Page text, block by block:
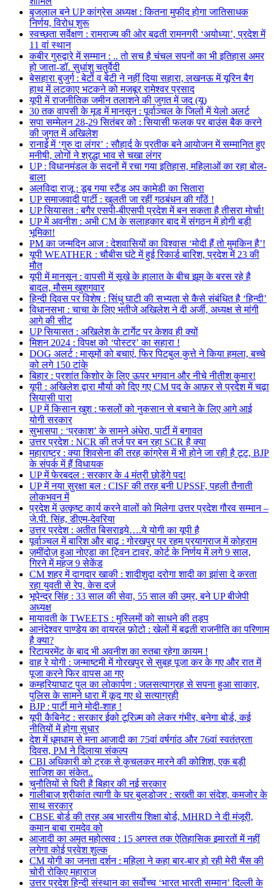
बृजलाल बने UP कांग्रेस अध्यक्ष : कितना मुफीद होगा जातिसाधक
निर्णय, विरोध शुरू
स्वच्छता सर्वेक्षण : रामराज्य की ओर बढ़ती रामनगरी ‘अयोध्या’, प्रदेश में
11 वां स्थान
कबीर गुरुद्वारे में सम्मान : .. तो सच है चंचल सपनों का भी इतिहास अमर
हो जाता-डॉ. सुधांशु चतुर्वेदी
बेसहारा बुजुर्ग : बेटों व बेटी ने नहीं दिया सहारा, लखनऊ में यूरिन बैग
हाथ में लटकाए भटकने को मजबूर रामेश्वर प्रसाद
यूपी में राजनीतिक जमीन तलाशने की जुगत में जद (यू)
30 तक वापसी के मूड में मानसून : पूर्वाञ्चल के जिलों में येलो अलर्ट
सपा सम्मेलन 28-29 सितंबर को : सियासी फलक पर बाउंस बैक करने
की जुगत में अखिलेश
रानाई में ‘गुरु दा लंगर’ : सौहार्द के प्रतीक बने आयोजन में सम्मानित हुए
मनीषी, लोगों ने श्रद्धा भाव से चखा लंगर
UP : विधानमंडल के सदनों में रचा गया इतिहास, महिलाओं का रहा बोल-
बाला
अलविदा राजू : डूब गया स्टैंड अप कामेडी का सितारा
UP समाजवादी पार्टी : खुलती जा रहीं गठबंधन की गाँठें !
UP सियासत : बगैर एसपी-बीएसपी प्रदेश में बन सकता है तीसरा मोर्चा!
UP में अवनीश : अभी CM के सलाहकार बाद में संगठन में होगी बड़ी
भूमिका!
PM का जन्मदिन आज : देशवासियों का विश्वास ‘मोदी हैं तो मुमकिन है’!
यूपी WEATHER : चौबीस घंटे में हुई रिकार्ड बारिश, प्रदेश में 23 की
मौत
यूपी में मानसून : वापसी में सूखे के हालात के बीच झूम के बरस रहे है
बादल, मौसम खुशगवार
हिन्दी दिवस पर विशेष : सिंधु घाटी की सभ्यता से कैसे संबंधित है ‘हिन्दी’
विधानसभा : चाचा के लिए भतीजे अखिलेश ने दी अर्जी, अध्यक्ष से मांगी
आगे की सीट
UP सियासत : अखिलेश के टार्गेट पर केशव ही क्यों
मिशन 2024 : विपक्ष को ‘पोस्टर’ का सहारा !
DOG अलर्ट : मासूमों को बचाएं, फिर पिटबुल कुत्ते ने किया हमला, बच्चे
को लगे 150 टांके
बिहार : प्रशांत किशोर के लिए ऊपर भगवान और नीचे नीतीश कुमार!
यूपी : अखिलेश द्वारा मौर्या को दिए गए CM पद के आफ़र से प्रदेश में चढ़ा
सियासी पारा
UP में किसान खुश : फसलों को नुकसान से बचाने के लिए आगे आई
योगी सरकार
सुभासपा : ‘प्रकाश’ के सामने अंधेरा, पार्टी में बगावत
उत्तर प्रदेश : NCR की तर्ज पर बन रहा SCR है क्या
महाराष्ट्र : क्या शिवसेना की तरह कांग्रेस में भी होने जा रही है टूट, BJP
के संपर्क में हैं विधायक
UP में फेरबदल : सरकार के 4 मंत्री छोड़ेंगे पद!
UP में नया सुरक्षा बल : CISF की तरह बनी UPSSF, पहली तैनाती
लोकभवन में
प्रदेश में उत्कृष्ट कार्य करने वालों को मिलेगा उत्तर प्रदेश गौरव सम्मान –
जे.पी. सिंह, डीएम-देवरिया
उत्तर प्रदेश : अतीत बिसराइये….ये योगी का यूपी है
पूर्वाञ्चल में बारिश और बाढ़ : गोरखपुर पर रहम प्रयागराज में कोहराम
ज़मींदोज़ हुआ नोएडा का ट्विन टावर, कोर्ट के निर्णय में लगे 9 साल,
गिरने में महज 9 सेकेंड
CM शहर में दागदार खाकी : शादीशुदा दरोगा शादी का झांसा दे करता
रहा युवती से रेप, केस दर्ज
भूपेन्द्र सिंह : 33 साल की सेवा, 55 साल की उम्र, बने UP बीजेपी
अध्यक्ष
मायावती के TWEETS : मुस्लिमों को साधने की तड़प
आनंदेश्वर पाण्डेय का वायरल फ़ोटो : खेलों में बढ़ती राजनीति का परिणाम
है क्या?
रिटायरमेंट के बाद भी अवनीश का रुतबा रहेगा कायम !
वाह रे योगी : जन्माष्टमी में गोरखपुर से सुबह पूजा कर के गए और रात में
पूजा करने फिर वापस आ गए
कम्हरियाघाट पुल का लोकार्पण : जलसत्याग्रह से सपना हुआ साकार,
पुलिस के सामने धारा में कूद गए थे सत्याग्रही
BJP : पार्टी माने मोदी-शाह !
यूपी कैबिनेट : सरकार ईको टूरिज़्म को लेकर गंभीर, बनेगा बोर्ड, कई
नीतियों में होगा सुधार
देश में धूमधाम से मना आजादी का 75वां वर्षगांठ और 76वां स्वतंत्रता
दिवस, PM ने दिलाया संकल्प
CBI अधिकारी को ट्रक से कुचलकर मारने की कोशिश, एक बड़ी
साजिश का संकेत..
चुनौतियों से घिरी है बिहार की नई सरकार
गालीबाज़ श्रीकांत त्यागी के घर बुलडोजर : सख्ती का संदेश, कमजोर के
साथ सरकार
CBSE बोर्ड की तरह अब भारतीय शिक्षा बोर्ड, MHRD ने दी मंजूरी,
कमान बाबा रामदेव को
आजादी का अमृत महोत्सव : 15 अगस्त तक ऐतिहासिक इमारतों में नहीं
लगेगा कोई प्रवेश शुल्क
CM योगी का जनता दर्शन : महिला ने कहा बार-बार हो रही मेरी भैंस की
चोरी रोकिए महाराज
उत्तर प्रदेश हिन्दी संस्थान का सर्वोच्च ‘भारत भारती सम्मान’ दिल्ली के